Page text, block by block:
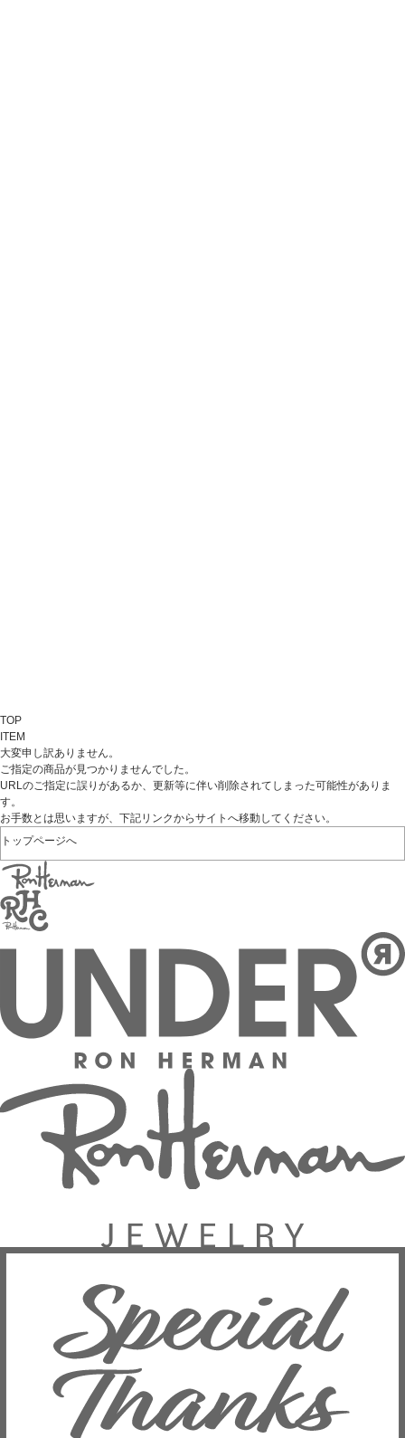
TOP
ITEM
大変申し訳ありません。
ご指定の商品が見つかりませんでした。
URLのご指定に誤りがあるか、更新等に伴い削除されてしまった可能性がありま
す。
お手数とは思いますが、下記リンクからサイトへ移動してください。
トップページへ